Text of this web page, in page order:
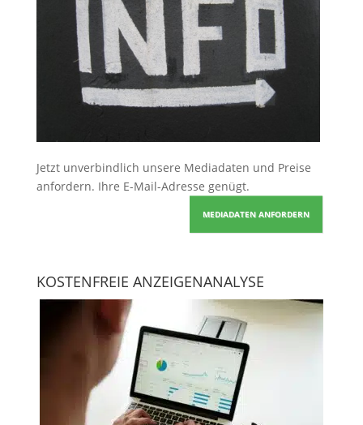
Jetzt unverbindlich unsere Mediadaten und Preise
anfordern. Ihre E-Mail-Adresse genügt.
MEDIADATEN ANFORDERN
KOSTENFREIE ANZEIGENANALYSE